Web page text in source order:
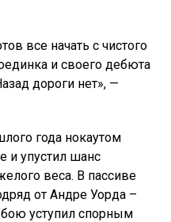
все начать с чистого
и своего дебюта
дороги нет», —
года нокаутом
и упустил шанс
веса. В пассиве
от Андре Уорда –
уступил спорным